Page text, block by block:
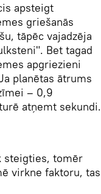
apsteigt
griešanās
tāpēc vajadzēja
Bet tagad
apgriezieni
planētas ātrums
– 0,9
atņemt sekundi.
steigties, tomēr
virkne faktoru, tas